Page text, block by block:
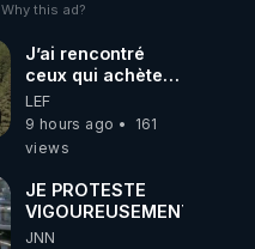
Why this ad?
J’ai rencontré
ceux qui achètent
des bunkers pour
survivre à la fin
du monde
LEF
9 hours ago
161
views
JE PROTESTE
VIGOUREUSEMENT
JNN